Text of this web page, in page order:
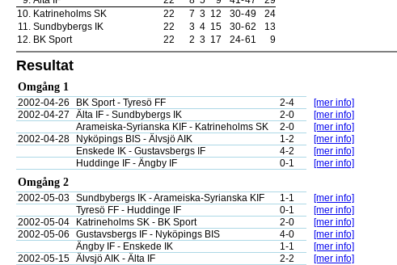
10. Katrineholms SK 22 7 3 12 30-49
24
11. Sundbybergs IK 22 3 4 15 30-62
13
12. BK Sport 22 2 3 17 24-61 9
Resultat
Omgång 1
2002-04-26 BK Sport - Tyresö FF 2-4
[mer info]
2002-04-27
Älta IF - Sundbybergs IK 2-0
[mer info]
Arameiska-Syrianska KIF - Katrineholms SK
2-0
[mer info]
2002-04-28
Nyköpings BIS - Älvsjö AIK 1-2
[mer info]
Enskede IK - Gustavsbergs IF
4-2
[mer info]
Huddinge IF - Ängby IF
0-1 [mer info]
Omgång 2
2002-05-03 Sundbybergs IK - Arameiska-Syrianska KIF 1-1
[mer info]
Tyresö FF - Huddinge IF
0-1
[mer info]
2002-05-04
Katrineholms SK - BK Sport 2-0
[mer info]
2002-05-06
Gustavsbergs IF - Nyköpings BIS 4-0
[mer info]
Ängby IF - Enskede IK
1-1
[mer info]
2002-05-15 Älvsjö AIK - Älta IF 2-2 [mer info]